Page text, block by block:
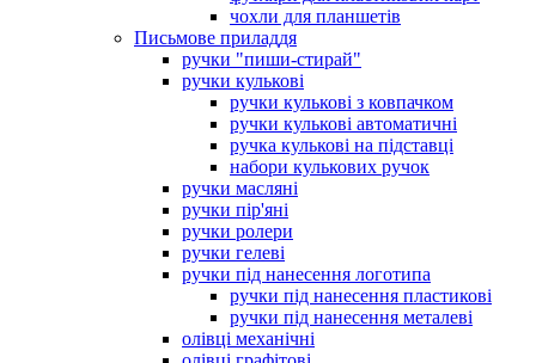
чохли для планшетів
Письмове приладдя
ручки "пиши-стирай"
ручки кулькові
ручки кулькові з ковпачком
ручки кулькові автоматичні
ручка кулькові на підставці
набори кулькових ручок
ручки масляні
ручки пір'яні
ручки ролери
ручки гелеві
ручки під нанесення логотипа
ручки під нанесення пластикові
ручки під нанесення металеві
олівці механічні